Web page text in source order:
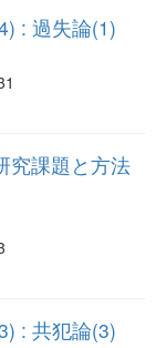
: 過失論(1)
究課題と方法
: 共犯論(3)